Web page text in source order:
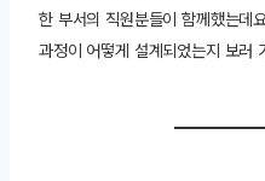
한 부서의 직원분들이 함께했는
과정이 어떻게 설계되었는지 보러